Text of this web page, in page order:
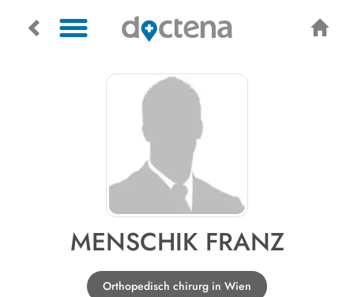
MENSCHIK FRANZ
Orthopedisch chirurg in Wien